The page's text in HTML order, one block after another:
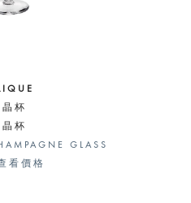
晶杯
晶杯
GLASS
看價格